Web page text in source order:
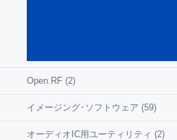
Open.RF (2)
イメージング･ソフトウェア (59)
オーディオIC用ユーティリティ (2)